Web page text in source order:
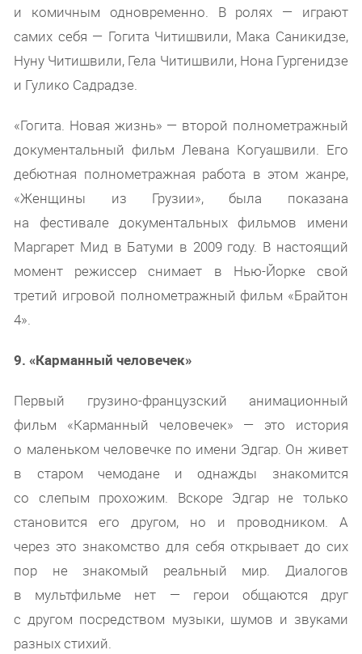
и комичным одновременно. В ролях — играют
самих себя — Гогита Читишвили, Мака Саникидзе,
Нуну Читишвили, Гела Читишвили, Нона Гургенидзе
и Гулико Садрадзе.
«Гогита. Новая жизнь» — второй полнометражный
документальный фильм Левана Когуашвили. Его
дебютная полнометражная работа в этом жанре,
«Женщины из Грузии», была показана
на фестивале документальных фильмов имени
Маргарет Мид в Батуми в 2009 году. В настоящий
момент режиссер снимает в Нью-Йорке свой
третий игровой полнометражный фильм «Брайтон
4».
9. «Карманный человечек»
Первый грузино-французский анимационный
фильм «Карманный человечек» — это история
о маленьком человечке по имени Эдгар. Он живет
в старом чемодане и однажды знакомится
со слепым прохожим. Вскоре Эдгар не только
становится его другом, но и проводником. А
через это знакомство для себя открывает до сих
пор не знакомый реальный мир. Диалогов
в мультфильме нет — герои общаются друг
с другом посредством музыки, шумов и звуками
разных стихий.